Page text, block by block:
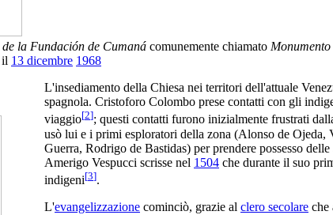
la Fundación de Cumaná comunemente chiamato
il 13 dicembre 1968
L'insediamento della Chiesa nei territori dell'attuale
spagnola. Cristoforo Colombo prese contatti con gli
viaggio[2]; questi contatti furono inizialmente frustrati
usò lui e i primi esploratori della zona (Alonso de
Guerra, Rodrigo de Bastidas) per prendere possesso
Amerigo Vespucci scrisse nel 1504 che durante il suo
indigeni[3].
L'evangelizzazione cominciò, grazie al clero secolare che